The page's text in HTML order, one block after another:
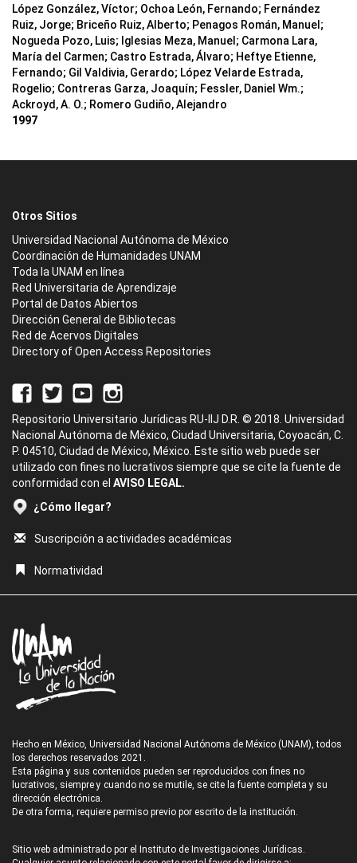
López González, Víctor; Ochoa León, Fernando; Fernández
Ruiz, Jorge; Briceño Ruiz, Alberto; Penagos Román, Manuel;
Nogueda Pozo, Luis; Iglesias Meza, Manuel; Carmona Lara,
María del Carmen; Castro Estrada, Álvaro; Heftye Etienne,
Fernando; Gil Valdivia, Gerardo; López Velarde Estrada,
Rogelio; Contreras Garza, Joaquín; Fessler, Daniel Wm.;
Ackroyd, A. O.; Romero Gudiño, Alejandro
1997
Otros Sitios
Universidad Nacional Autónoma de México
Coordinación de Humanidades UNAM
Toda la UNAM en línea
Red Universitaria de Aprendizaje
Portal de Datos Abiertos
Dirección General de Bibliotecas
Red de Acervos Digitales
Directory of Open Access Repositories
Repositorio Universitario Jurídicas RU-IIJ D.R. © 2018. Universidad
Nacional Autónoma de México, Ciudad Universitaria, Coyoacán, C.
P. 04510, Ciudad de México, México. Este sitio web puede ser
utilizado con fines no lucrativos siempre que se cite la fuente de
conformidad con el AVISO LEGAL.
¿Cómo llegar?
Suscripción a actividades académicas
Normatividad
Hecho en México, Universidad Nacional Autónoma de México (UNAM), todos
los derechos reservados 2021.
Esta página y sus contenidos pueden ser reproducidos con fines no
lucrativos, siempre y cuando no se mutile, se cite la fuente completa y su
dirección electrónica.
De otra forma, requiere permiso previo por escrito de la institución.
Sitio web administrado por el Instituto de Investigaciones Jurídicas.